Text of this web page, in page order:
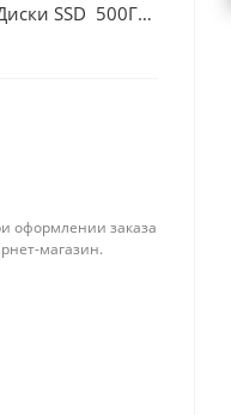
SSD 500Гб
оформлении заказа
магазин.